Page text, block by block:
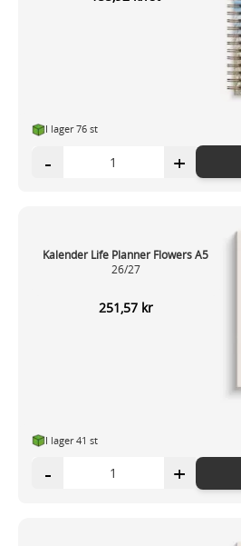
I lager 76 st
- +
Kalender Life Planner Flowers A5
26/27
251,57 kr
I lager 41 st
- +